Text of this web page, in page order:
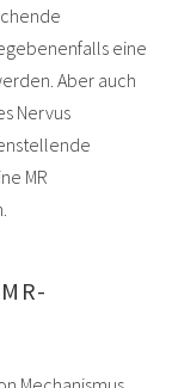
eine
Aber auch
Nervus
MR